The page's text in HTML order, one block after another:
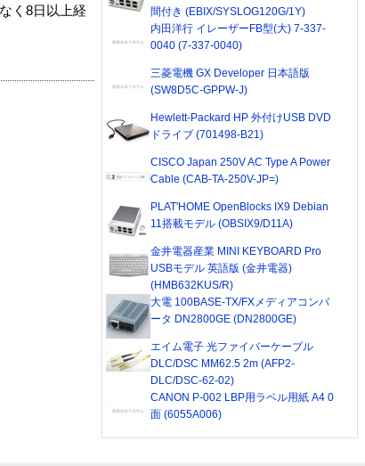
く8日以上経
間付き (EBIX/SYSLOG120G/1Y)
内田洋行 イレーザーFB型(大) 7-337-
0040 (7-337-0040)
三菱電機 GX Developer 日本語版
(SW8D5C-GPPW-J)
Hewlett-Packard HP 外付けUSB DVD
ドライブ (701498-B21)
CISCO Japan 250V AC Type A Power
Cable (CAB-TA-250V-JP=)
PLAT'HOME OpenBlocks IX9 Debian
11搭載モデル (OBSIX9/D11A)
金井電器産業 MINI KEYBOARD Pro
USBモデル 英語版 (金井電器)
(HMB632KUS/R)
大電 100BASE-TX/FXメディアコンバ
ータ DN2800GE (DN2800GE)
エイム電子 光ファイバーケーブル
DLC/DSC MM62.5 2m (AFP2-
DLC/DSC-62-02)
CANON P-002 LBP用ラベル用紙 A4 0
面 (6055A006)